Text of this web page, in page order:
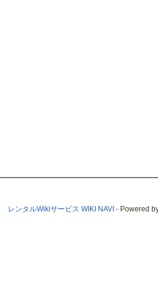
レンタルWikiサービス WIKI NAVI - Powered